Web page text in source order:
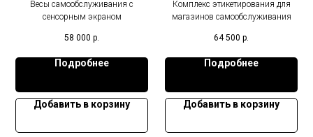
Весы самообслуживания с
сенсорным экраном
58 000 р.
Подробнее
Добавить в корзину
Комплекс этикетирования для
магазинов самообслуживания
64 500 р.
Подробнее
Добавить в корзину